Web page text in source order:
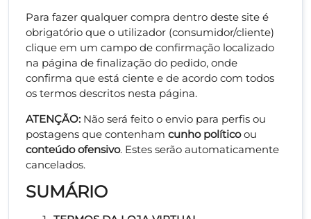
Para fazer qualquer compra dentro deste site é
obrigatório que o utilizador (consumidor/cliente)
clique em um campo de confirmação localizado
na página de finalização do pedido, onde
confirma que está ciente e de acordo com todos
os termos descritos nesta página.
ATENÇÃO: Não será feito o envio para perfis ou
postagens que contenham cunho políticoou
conteúdoofensivo. Estes serão automaticamente
cancelados.
SUMÁRIO